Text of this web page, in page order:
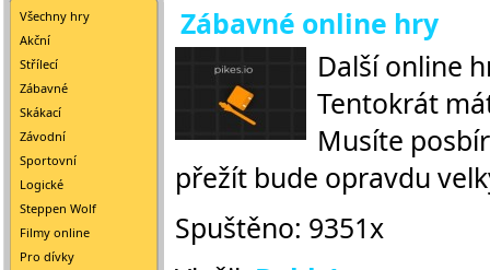
Všechny hry
Akční
Střílecí
Zábavné
Skákací
Závodní
Sportovní
Logické
Steppen Wolf
Filmy online
Pro dívky
Zábavné online hry
Další online
Tentokrát
Musíte
přežít bude opravdu
Spuštěno: 9351x